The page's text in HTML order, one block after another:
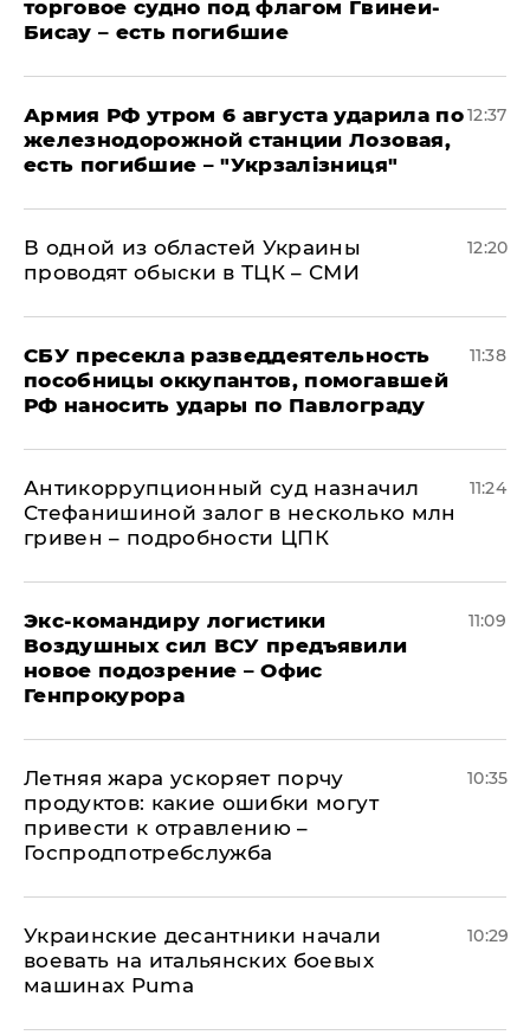
торговое судно под флагом Гвинеи-
Бисау – есть погибшие
Армия РФ утром 6 августа ударила по
железнодорожной станции Лозовая,
есть погибшие – "Укрзалізниця"
12:37
В одной из областей Украины
проводят обыски в ТЦК – СМИ
12:20
СБУ пресекла разведдеятельность
пособницы оккупантов, помогавшей
РФ наносить удары по Павлограду
11:38
Антикоррупционный суд назначил
Стефанишиной залог в несколько млн
гривен – подробности ЦПК
11:24
Экс-командиру логистики
Воздушных сил ВСУ предъявили
новое подозрение – Офис
Генпрокурора
11:09
Летняя жара ускоряет порчу
продуктов: какие ошибки могут
привести к отравлению –
Госпродпотребслужба
10:35
Украинские десантники начали
воевать на итальянских боевых
машинах Puma
10:29